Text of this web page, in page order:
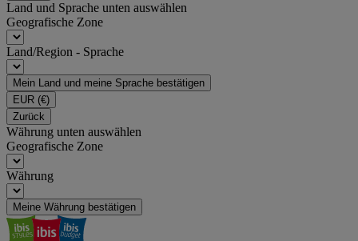
Land und Sprache unten auswählen
Geografische Zone
Land/Region - Sprache
Mein Land und meine Sprache bestätigen
EUR (€)
Zurück
Währung unten auswählen
Geografische Zone
Währung
Meine Währung bestätigen